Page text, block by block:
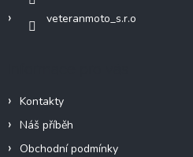
veteranmoto_s.r.o
Kontakty
Náš příběh
Obchodní podmínky